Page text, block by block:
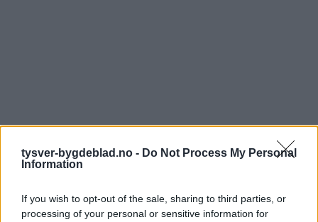
tysver-bygdeblad.no - Do Not Process My Personal
Information
If you wish to opt-out of the sale, sharing to third parties, or
processing of your personal or sensitive information for